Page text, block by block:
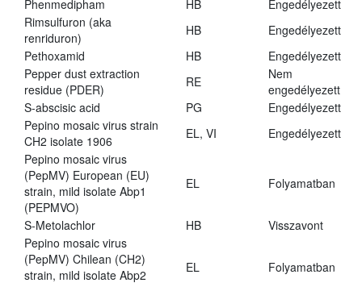
Phenmedipham
HB
Engedélyezett
Rimsulfuron (aka
renriduron)
HB
Engedélyezett
Pethoxamid
HB
Engedélyezett
Pepper dust extraction
residue (PDER)
RE
Nem
engedélyezett
S-abscisic acid
PG
Engedélyezett
Pepino mosaic virus strain
CH2 isolate 1906
EL, VI
Engedélyezett
Pepino mosaic virus
(PepMV) European (EU)
strain, mild isolate Abp1
(PEPMVO)
EL Folyamatban
S-Metolachlor HB
Visszavont
Pepino mosaic virus
(PepMV) Chilean (CH2)
strain, mild isolate Abp2
EL Folyamatban